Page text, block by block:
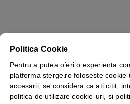
Politica Cookie
Pentru a putea oferi o experienta
platforma sterge.ro foloseste
accesarii, se considera ca ati citit,
politica de utilizare cookie-uri, si